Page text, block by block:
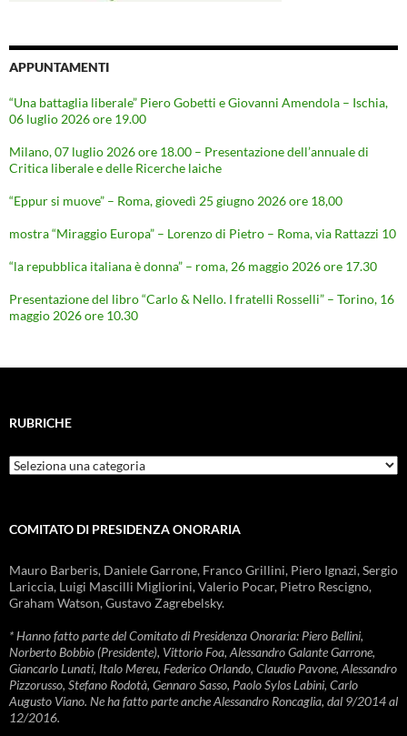
APPUNTAMENTI
“Una battaglia liberale” Piero Gobetti e Giovanni Amendola – Ischia,
06 luglio 2026 ore 19.00
Milano, 07 luglio 2026 ore 18.00 – Presentazione dell’annuale di
Critica liberale e delle Ricerche laiche
“Eppur si muove” – Roma, giovedì 25 giugno 2026 ore 18,00
mostra “Miraggio Europa” – Lorenzo di Pietro – Roma, via Rattazzi 10
“la repubblica italiana è donna” – roma, 26 maggio 2026 ore 17.30
Presentazione del libro “Carlo & Nello. I fratelli Rosselli” – Torino, 16
maggio 2026 ore 10.30
RUBRICHE
Rubriche
COMITATO DI PRESIDENZA ONORARIA
Mauro Barberis, Daniele Garrone, Franco Grillini, Piero Ignazi, Sergio
Lariccia, Luigi Mascilli Migliorini, Valerio Pocar, Pietro Rescigno,
Graham Watson, Gustavo Zagrebelsky.
* Hanno fatto parte del Comitato di Presidenza Onoraria: Piero Bellini,
Norberto Bobbio (Presidente), Vittorio Foa, Alessandro Galante Garrone,
Giancarlo Lunati, Italo Mereu, Federico Orlando, Claudio Pavone, Alessandro
Pizzorusso, Stefano Rodotà, Gennaro Sasso, Paolo Sylos Labini, Carlo
Augusto Viano. Ne ha fatto parte anche Alessandro Roncaglia, dal 9/2014 al
12/2016.